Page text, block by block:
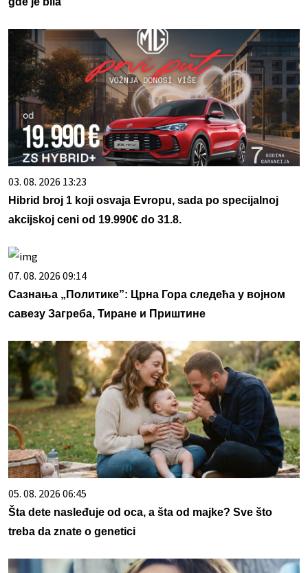
03. 08. 2026 13:23
Hibrid broj 1 koji osvaja Evropu, sada po specijalnoj
akcijskoj ceni od 19.990€ do 31.8.
07. 08. 2026 09:14
Сазнања „Политике”: Црна Гора следећа у војном
савезу Загреба, Тиране и Приштине
05. 08. 2026 06:45
Šta dete nasleđuje od oca, a šta od majke? Sve što
treba da znate o genetici